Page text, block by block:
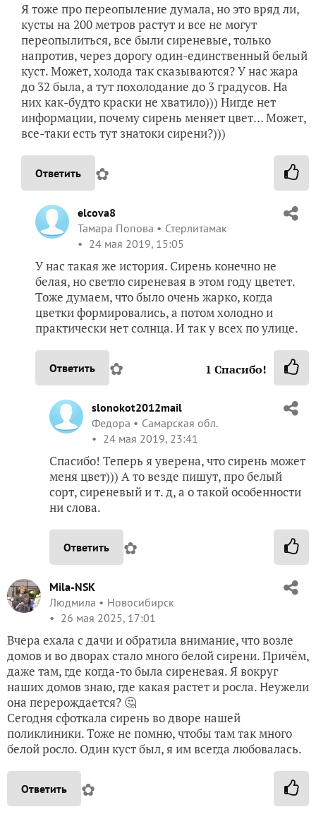
Я тоже про переопыление думала, но это вряд ли,
кусты на 200 метров растут и все не могут
переопылиться, все были сиреневые, только
напротив, через дорогу один-единственный белый
куст. Может, холода так сказываются? У нас жара
до 32 была, а тут похолодание до 3 градусов. На
них как-будто краски не хватило))) Нигде нет
информации, почему сирень меняет цвет… Может,
все-таки есть тут знатоки сирени?)))
Ответить ✿
elcova8
Тамара Попова
Стерлитамак
24 мая 2019, 15:05
У нас такая же история. Сирень конечно не
белая, но светло сиреневая в этом году цветет.
Тоже думаем, что было очень жарко, когда
цветки формировались, а потом холодно и
практически нет солнца. И так у всех по улице.
Ответить ✿ 1 Спасибо!
slonokot2012mail
Федора
Самарская обл.
24 мая 2019, 23:41
Спасибо! Теперь я уверена, что сирень может
меня цвет))) А то везде пишут, про белый
сорт, сиреневый и т. д, а о такой особенности
ни слова.
Ответить ✿
Mila-NSK
Людмила
Новосибирск
26 мая 2025, 17:01
Вчера ехала с дачи и обратила внимание, что возле
домов и во дворах стало много белой сирени. Причём,
даже там, где когда-то была сиреневая. Я вокруг
наших домов знаю, где какая растет и росла. Неужели
она перерождается? 🤔
Сегодня сфоткала сирень во дворе нашей
поликлиники. Тоже не помню, чтобы там так много
белой росло. Один куст был, я им всегда любовалась.
Ответить ✿